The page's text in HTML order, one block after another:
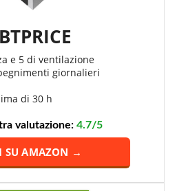
e 5 di ventilazione
giornalieri
di 30 h
valutazione: 4.7/5
SU AMAZON →